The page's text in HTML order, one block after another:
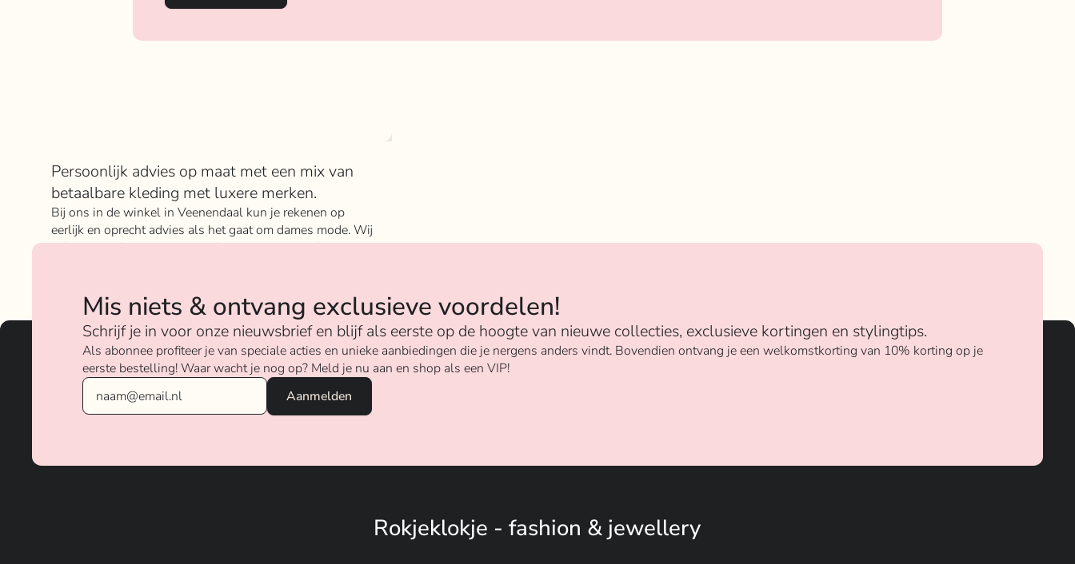
Over Rokje Klokje
Persoonlijk advies op maat met een mix van
betaalbare kleding met luxere merken.
Bij ons in de winkel in Veenendaal kun je rekenen op
eerlijk en oprecht advies als het gaat om dames mode. Wij
geloven sterk in ons concept; het mixen en matchen van
Over ons
Mis niets & ontvang exclusieve voordelen!
Schrijf je in voor onze nieuwsbrief en blijf als eerste op de hoogte van nieuwe collecties, exclusieve kortingen en stylingtips.
Als abonnee profiteer je van speciale acties en unieke aanbiedingen die je nergens anders vindt. Bovendien ontvang je een welkomstkorting van 10% korting op je
eerste bestelling! Waar wacht je nog op? Meld je nu aan en shop als een VIP!
Rokjeklokje - fashion & jewellery